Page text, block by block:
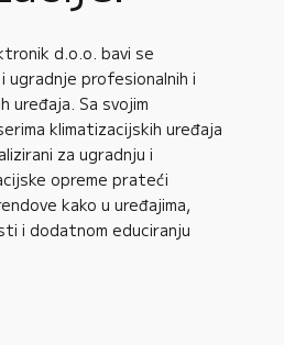
d.o.o. bavi se
ugradnje profesionalnih i
uređaja. Sa svojim
klimatizacijskih uređaja
za ugradnju i
opreme prateći
kako u uređajima,
i dodatnom educiranju